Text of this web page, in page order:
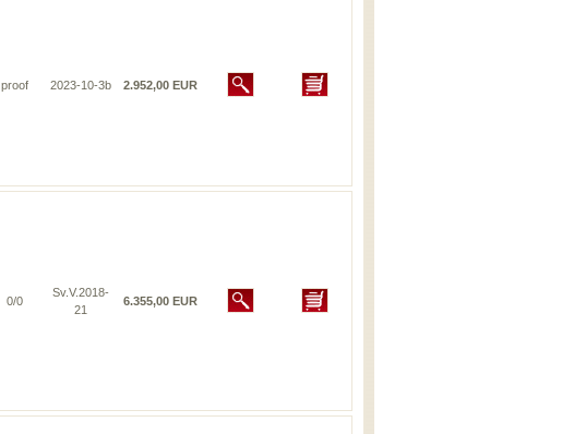
proof 2023-10-3b 2.952,00 EUR
0/0
Sv.V.2018-
21
6.355,00 EUR